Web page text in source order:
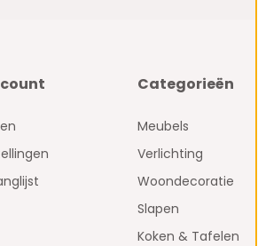
Categorieën
Meubels
Verlichting
Woondecoratie
Slapen
Koken & Tafelen